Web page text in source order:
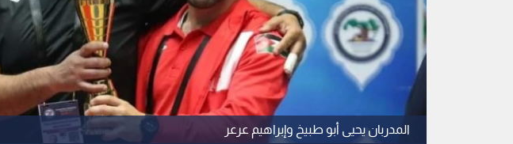
المدربان يحيى أبو طبيخ وإبراهيم عرعر